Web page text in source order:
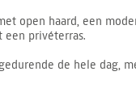
open haard, een
een privéterras.
de hele